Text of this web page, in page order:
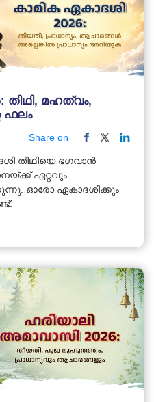
തിഥി, മഹത്വം,
ഫലം
Share on
തിഥിയെ ഭഗവാൻ
ഏറ്റവും
ഓരോ ഏകാദശിക്കും